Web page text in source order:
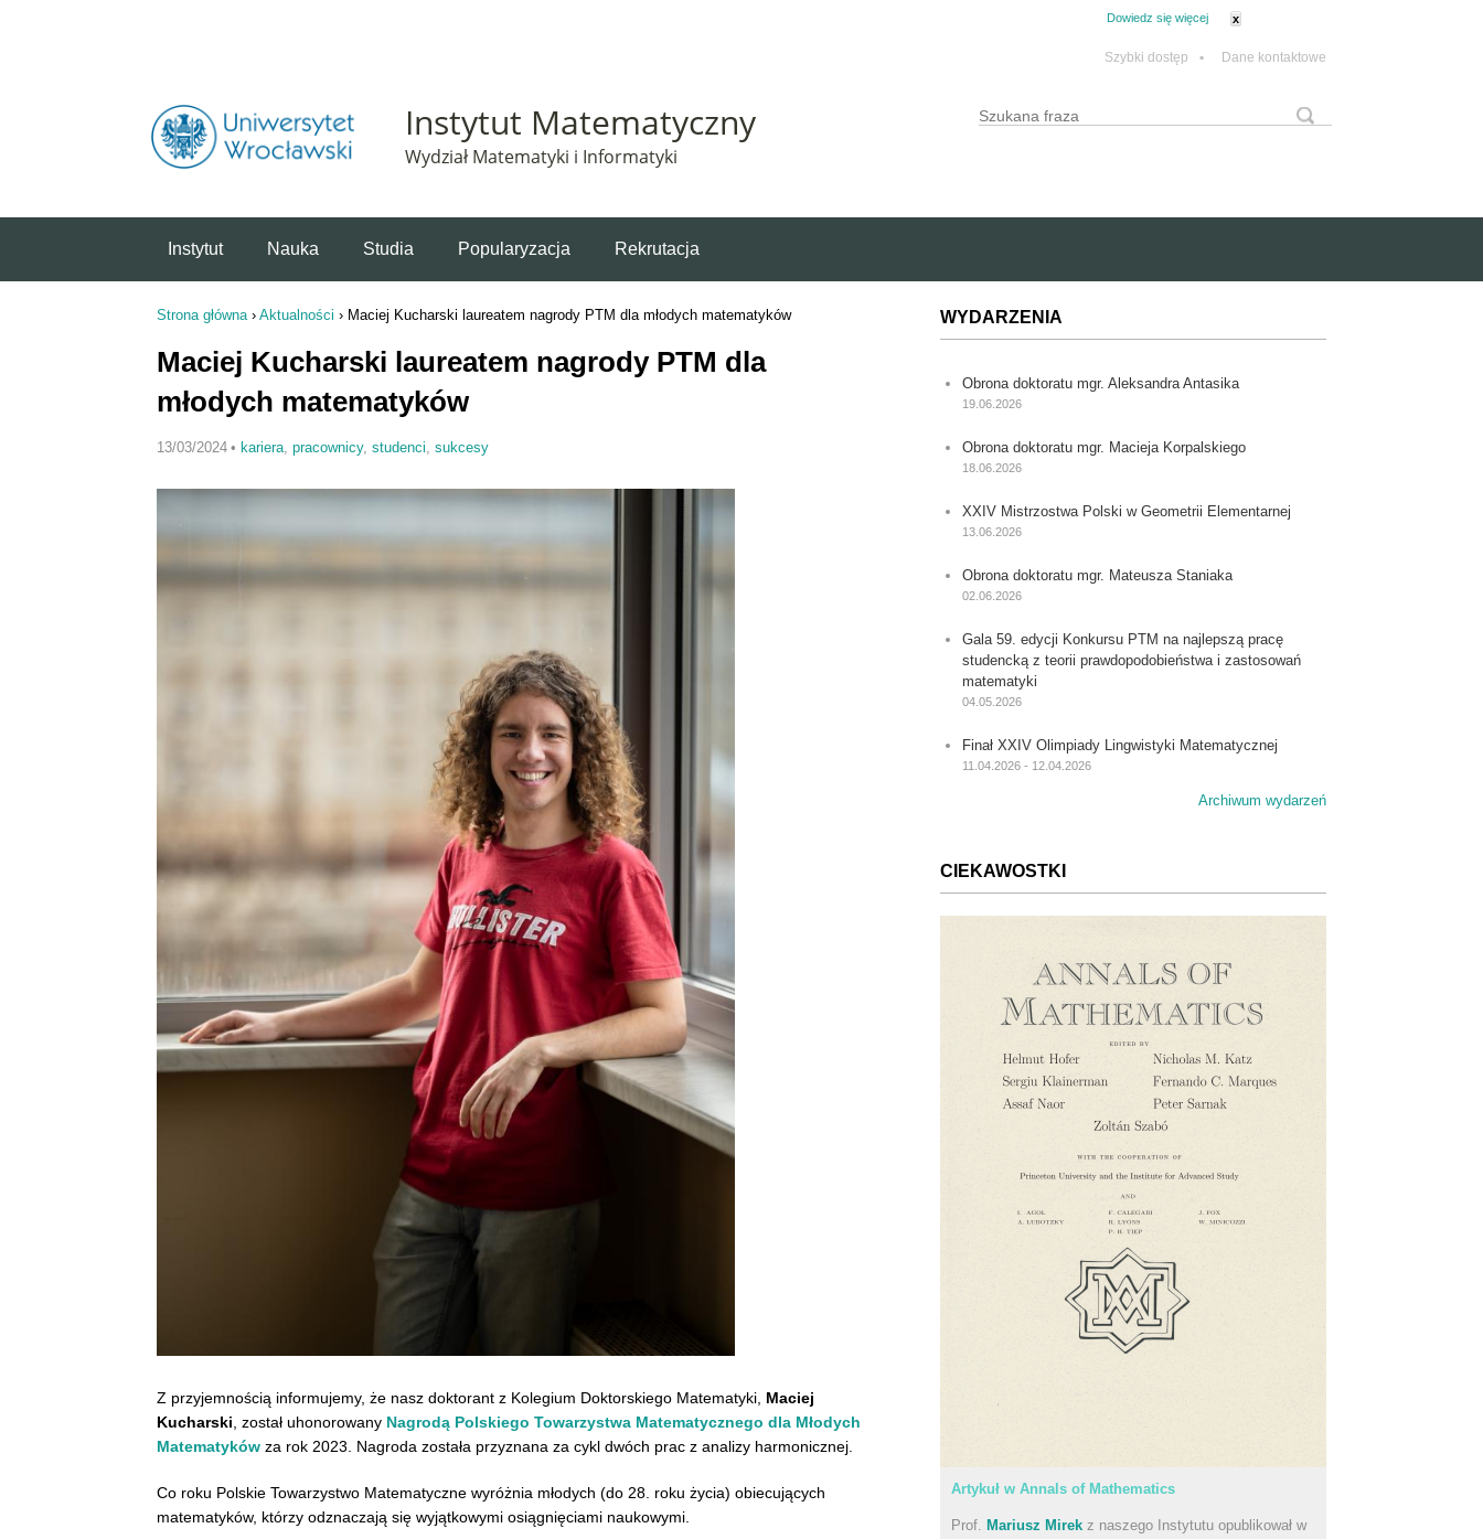
Dowiedz się więcej x
Szybki dostęp • Dane kontaktowe
Instytut Matematyczny
Wydział Matematyki i Informatyki
Formularz wyszukiwania
Wyszukaj
Instytut Nauka Studia Popularyzacja Rekrutacja
Strona główna› Aktualności › Maciej Kucharski laureatem nagrody PTM dla młodych matematyków
Maciej Kucharski laureatem nagrody PTM dla
młodych matematyków
13/03/2024 • kariera, pracownicy, studenci, sukcesy
Z przyjemnością informujemy, że nasz doktorant z Kolegium Doktorskiego Matematyki, Maciej
Kucharski , został uhonorowany Nagrodą Polskiego Towarzystwa Matematycznego dla Młodych
Matematyków za rok 2023. Nagroda została przyznana za cykl dwóch prac z analizy harmonicznej.
Co roku Polskie Towarzystwo Matematyczne wyróżnia młodych (do 28. roku życia) obiecujących
matematyków, którzy odznaczają się wyjątkowymi osiągnięciami naukowymi.
WYDARZENIA
Obrona doktoratu mgr. Aleksandra Antasika
19.06.2026
Obrona doktoratu mgr. Macieja Korpalskiego
18.06.2026
XXIV Mistrzostwa Polski w Geometrii Elementarnej
13.06.2026
Obrona doktoratu mgr. Mateusza Staniaka
02.06.2026
Gala 59. edycji Konkursu PTM na najlepszą pracę
studencką z teorii prawdopodobieństwa i zastosowań
matematyki
04.05.2026
Finał XXIV Olimpiady Lingwistyki Matematycznej
11.04.2026 - 12.04.2026
Archiwum wydarzeń
CIEKAWOSTKI
Artykuł w Annals of Mathematics
Prof. Mariusz Mirek z naszego Instytutu opublikował w